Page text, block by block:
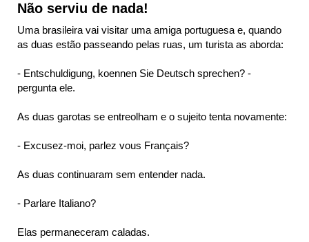
Não serviu de nada!
Uma brasileira vai visitar uma amiga portuguesa e, quando
as duas estão passeando pelas ruas, um turista as aborda:
- Entschuldigung, koennen Sie Deutsch sprechen? -
pergunta ele.
As duas garotas se entreolham e o sujeito tenta novamente:
- Excusez-moi, parlez vous Français?
As duas continuaram sem entender nada.
- Parlare Italiano?
Elas permaneceram caladas.